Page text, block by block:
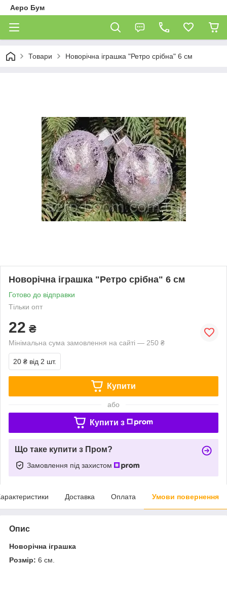
Аеро Бум
Товари Новорічна іграшка "Ретро срібна" 6 см
Новорічна іграшка "Ретро срібна" 6 см
Готово до відправки
Тільки опт
22 ₴
Мінімальна сума замовлення на сайті — 250 ₴
20 ₴ від 2 шт.
Купити
або
Купити з
Що таке купити з Пром?
Замовлення під захистом
Доставка Оплата Умови повернення
Опис
Новорічна іграшка
Розмір: 6 см.